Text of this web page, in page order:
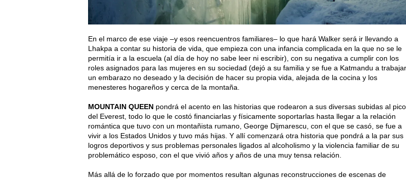
En el marco de ese viaje –y esos reencuentros familiares– lo que hará Walker será ir llevando a
Lhakpa a contar su historia de vida, que empieza con una infancia complicada en la que no se le
permitía ir a la escuela (al día de hoy no sabe leer ni escribir), con su negativa a cumplir con los
roles asignados para las mujeres en su sociedad (dejó a su familia y se fue a Katmandu a
un embarazo no deseado y la decisión de hacer su propia vida, alejada de la cocina y los
menesteres hogareños y cerca de la montaña.
MOUNTAIN QUEEN pondrá el acento en las historias que rodearon a sus diversas subidas al pico
del Everest, todo lo que le costó financiarlas y físicamente soportarlas hasta llegar a la relación
romántica que tuvo con un montañista rumano, George Dijmarescu, con el que se casó, se fue a
vivir a los Estados Unidos y tuvo más hijas. Y allí comenzará otra historia que pondrá a la par sus
logros deportivos y sus problemas personales ligados al alcoholismo y la violencia familiar de su
problemático esposo, con el que vivió años y años de una muy tensa relación.
Más allá de lo forzado que por momentos resultan algunas reconstrucciones de escenas de